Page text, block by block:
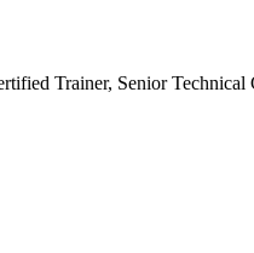
Trainer, Senior Technical